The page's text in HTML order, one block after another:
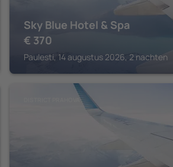
Sky Blue Hotel & Spa
€ 370
Paulesti, 14 augustus 2026, 2 nachten